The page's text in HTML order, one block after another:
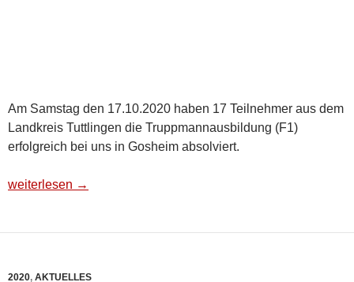
Am Samstag den 17.10.2020 haben 17 Teilnehmer aus dem
Landkreis Tuttlingen die Truppmannausbildung (F1)
erfolgreich bei uns in Gosheim absolviert.
Truppmannausbildung F1
weiterlesen →
2020, AKTUELLES